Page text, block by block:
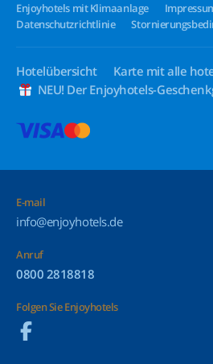
Enjoyhotels mit Klimaanlage
Datenschutzrichtlinie
Hotelübersicht Karte mit alle
NEU! Der Enjoyhotels-
E-mail
info@enjoyhotels.de
Anruf
0800 2818818
Folgen Sie Enjoyhotels